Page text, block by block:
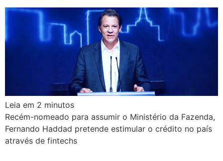
Leia em 2 minutos
Recém-nomeado para assumir o Ministério da Fazenda,
Fernando Haddad pretende estimular o crédito no país
através de fintechs